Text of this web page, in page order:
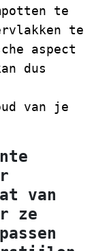
te
te
aspect
dus
van je
van
ze